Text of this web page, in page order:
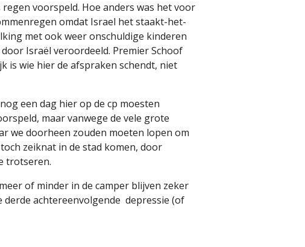
voorspeld. Hoe anders was het voor
omdat Israel het staakt-het-
met ook weer onschuldige kinderen
Israël veroordeeld. Premier Schoof
is wie hier de afspraken schendt, niet
een dag hier op de cp moesten
maar vanwege de vele grote
we doorheen zouden moeten lopen om
zeiknat in de stad komen, door
trotseren.
of minder in de camper blijven zeker
derde achtereenvolgende depressie (of